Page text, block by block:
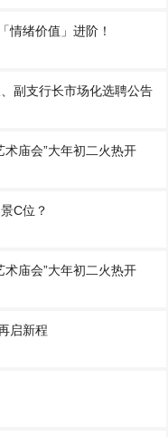
情绪价值」进阶！
副支行长市场化选聘公告
庙会”大年初二火热开
C位？
庙会”大年初二火热开
启新程